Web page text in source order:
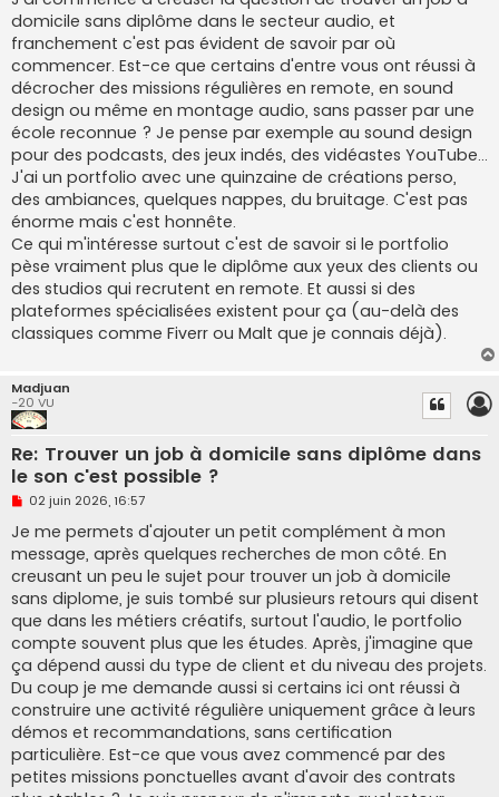
domicile sans diplôme dans le secteur audio, et
franchement c'est pas évident de savoir par où
commencer. Est-ce que certains d'entre vous ont réussi à
décrocher des missions régulières en remote, en sound
design ou même en montage audio, sans passer par une
école reconnue ? Je pense par exemple au sound design
pour des podcasts, des jeux indés, des vidéastes YouTube...
J'ai un portfolio avec une quinzaine de créations perso,
des ambiances, quelques nappes, du bruitage. C'est pas
énorme mais c'est honnête.
Ce qui m'intéresse surtout c'est de savoir si le portfolio
pèse vraiment plus que le diplôme aux yeux des clients ou
des studios qui recrutent en remote. Et aussi si des
plateformes spécialisées existent pour ça (au-delà des
classiques comme Fiverr ou Malt que je connais déjà).
Madjuan
-20 VU
Re: Trouver un job à domicile sans diplôme dans
le son c'est possible ?
M
s
s
a
g
e
n
o
n
l
u
02 juin 2026, 16:57
Je me permets d'ajouter un petit complément à mon
message, après quelques recherches de mon côté. En
creusant un peu le sujet pour trouver un job à domicile
sans diplome, je suis tombé sur plusieurs retours qui disent
que dans les métiers créatifs, surtout l'audio, le portfolio
compte souvent plus que les études. Après, j'imagine que
ça dépend aussi du type de client et du niveau des projets.
Du coup je me demande aussi si certains ici ont réussi à
construire une activité régulière uniquement grâce à leurs
démos et recommandations, sans certification
particulière. Est-ce que vous avez commencé par des
petites missions ponctuelles avant d'avoir des contrats